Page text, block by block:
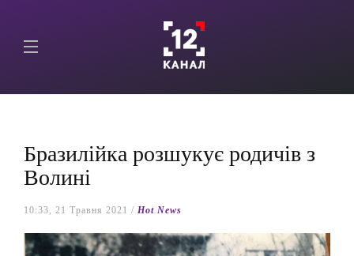
Бразилійка розшукує родичів з
Волині
10:33, 21 Травня 2021 / Hot News